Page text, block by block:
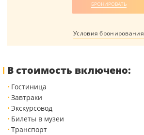
БРОНИРОВАТЬ
Условия бронирования
В стоимость включено:
Гостиница
Завтраки
Экскурсовод
Билеты в музеи
Транспорт